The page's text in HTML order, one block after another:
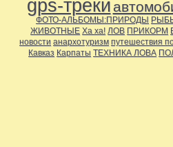
gps-треки
ФОТО-АЛЬБОМЫ:ПРИРОДЫ
ЖИВОТНЫЕ Ха ха! ЛОВ ПРИКОРМ
новости анархотуризм путешествия
Кавказ Карпаты ТЕХНИКА ЛОВА